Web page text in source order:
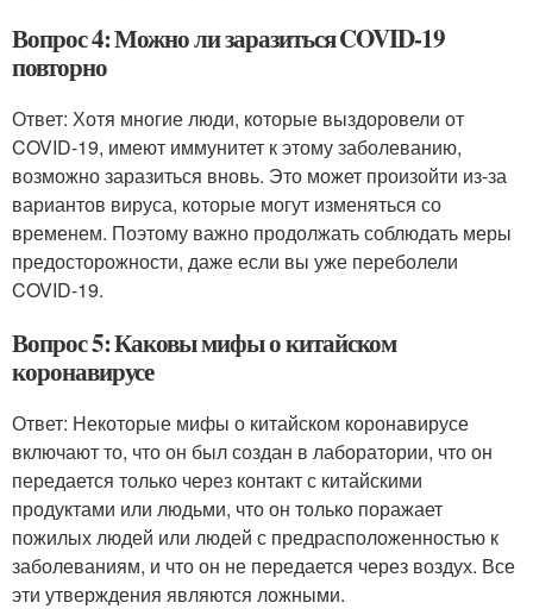
Вопрос 4: Можно ли заразиться COVID-19
повторно
Ответ: Хотя многие люди, которые выздоровели от
COVID-19, имеют иммунитет к этому заболеванию,
возможно заразиться вновь. Это может произойти из-за
вариантов вируса, которые могут изменяться со
временем. Поэтому важно продолжать соблюдать меры
предосторожности, даже если вы уже переболели
COVID-19.
Вопрос 5: Каковы мифы о китайском
коронавирусе
Ответ: Некоторые мифы о китайском коронавирусе
включают то, что он был создан в лаборатории, что он
передается только через контакт с китайскими
продуктами или людьми, что он только поражает
пожилых людей или людей с предрасположенностью к
заболеваниям, и что он не передается через воздух. Все
эти утверждения являются ложными.